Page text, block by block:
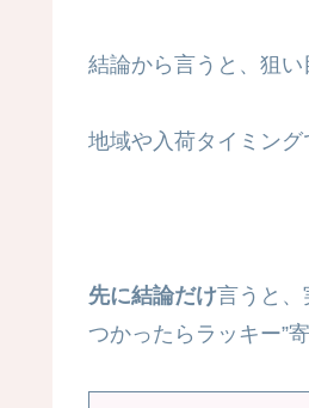
結論から言うと、狙い
地域や入荷タイミング
先に結論だけ言うと
つかったらラッキー”寄